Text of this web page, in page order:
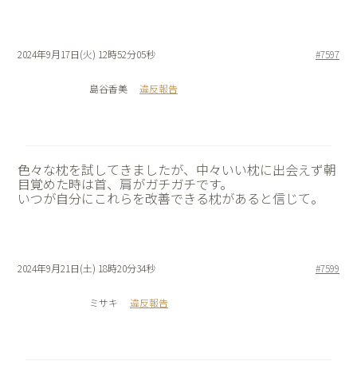
2024年9月17日(火) 12時52分05秒 #7597
島谷香美 違反報告
色々な枕を試してきましたが、中々いい枕に出会えず朝
目覚めた時は首、肩がガチガチです。
いつが自分にこれらを改善できる枕があると信じて。
2024年9月21日(土) 18時20分34秒 #7599
ミサキ 違反報告